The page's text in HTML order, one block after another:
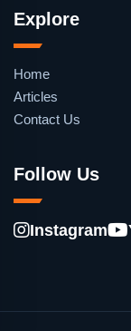
Explore
Home
Articles
Contact Us
Follow Us
Instagram